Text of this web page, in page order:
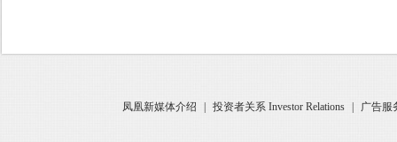
凤凰新媒体介绍 投资者关系 Investor Relations 广告服